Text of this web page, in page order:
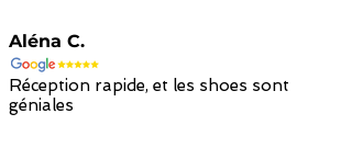
Aléna C.
Réception rapide, et les shoes sont
géniales